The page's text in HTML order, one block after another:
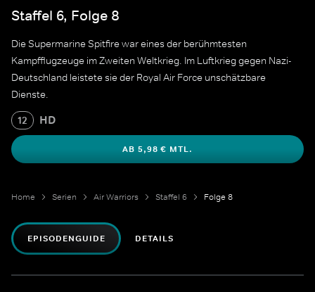
Staffel 6, Folge 8
Die Supermarine Spitfire war eines der berühmtesten
Kampfflugzeuge im Zweiten Weltkrieg. Im Luftkrieg gegen Nazi-
Deutschland leistete sie der Royal Air Force unschätzbare
Dienste.
12 HD
AB 5,98 € MTL.
Home Serien Air Warriors Staffel 6 Folge 8
EPISODENGUIDE DETAILS